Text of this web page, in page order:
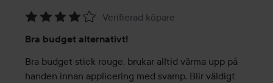
4
av
5
Verifierad köpare
Bra budget alternativt!
Bra budget stick rouge, brukar alltid värma upp på
handen innan applicering med svamp. Blir väldigt